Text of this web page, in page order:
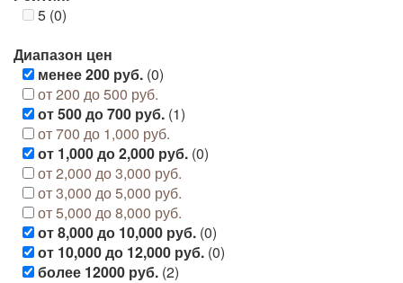
5 (0)
Диапазон цен
менее 200 руб. (0)
от 200 до 500 руб.
от 500 до 700 руб. (1)
от 700 до 1,000 руб.
от 1,000 до 2,000 руб. (0)
от 2,000 до 3,000 руб.
от 3,000 до 5,000 руб.
от 5,000 до 8,000 руб.
от 8,000 до 10,000 руб. (0)
от 10,000 до 12,000 руб. (0)
более 12000 руб. (2)